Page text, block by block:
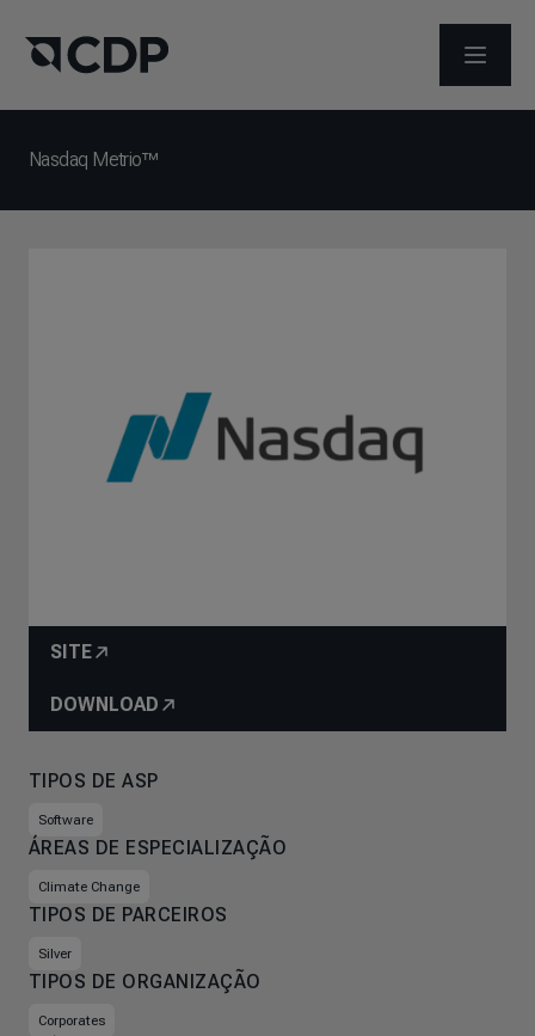
ABRIR
Nasdaq Metrio™
SITE
DOWNLOAD
TIPOS DE ASP
Software
ÁREAS DE ESPECIALIZAÇÃO
Climate Change
TIPOS DE PARCEIROS
Silver
TIPOS DE ORGANIZAÇÃO
Corporates